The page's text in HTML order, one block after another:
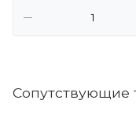
Cопутствующие